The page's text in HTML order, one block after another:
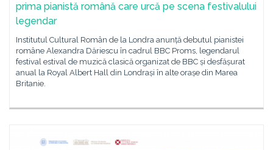
prima pianistă română care urcă pe scena festivalului
legendar
Institutul Cultural Român de la Londra anunță debutul pianistei
române Alexandra Dăriescu în cadrul BBC Proms, legendarul
festival estival de muzică clasică organizat de BBC și desfășurat
anual la Royal Albert Hall din Londrași în alte orașe din Marea
Britanie.